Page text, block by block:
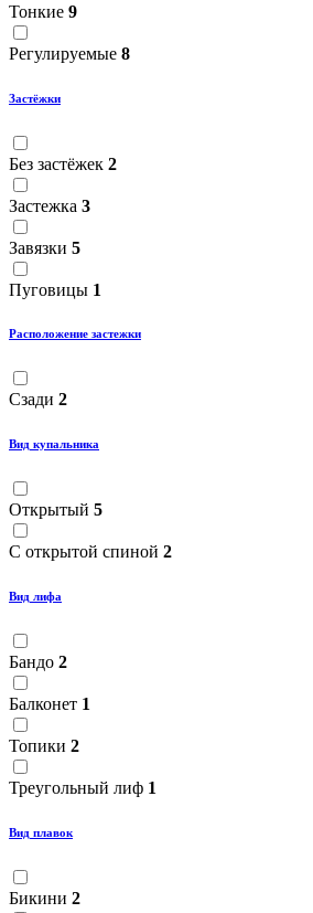
Тонкие 9
Регулируемые 8
Застёжки
Без застёжек 2
Застежка 3
Завязки 5
Пуговицы 1
Расположение застежки
Сзади 2
Вид купальника
Открытый 5
С открытой спиной 2
Вид лифа
Бандо 2
Балконет 1
Топики 2
Треугольный лиф 1
Вид плавок
Бикини 2